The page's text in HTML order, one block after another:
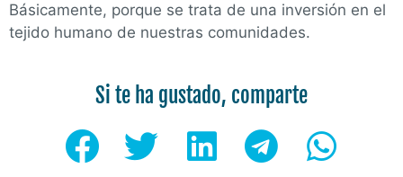
Básicamente, porque se trata de una inversión en el
tejido humano de nuestras comunidades.
Si te ha gustado, comparte